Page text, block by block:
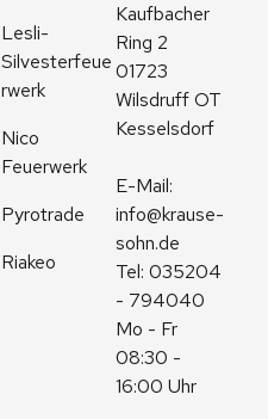
Lesli-
Silvesterfeue
rwerk
Nico
Feuerwerk
Pyrotrade
Riakeo
Kaufbacher
Ring 2
01723
Wilsdruff OT
Kesselsdorf
info@krause-
sohn.de
Tel: 035204
- 794040
Mo - Fr
08:30 -
16:00 Uhr